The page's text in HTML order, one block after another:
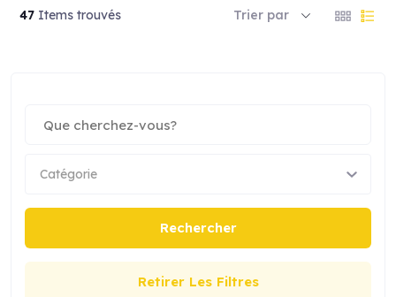
47 Items trouvés Trier par
Catégorie
Retirer Les Filtres
Rechercher